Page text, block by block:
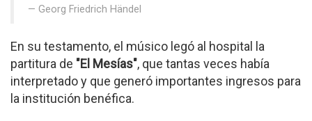
Georg Friedrich Händel
En su testamento, el músico legó al hospital la
partitura de "El Mesías", que tantas veces había
interpretado y que generó importantes ingresos para
la institución benéfica.